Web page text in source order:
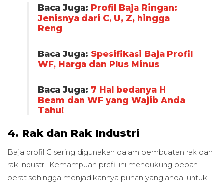
Baca Juga: Profil Baja Ringan:
Jenisnya dari C, U, Z, hingga
Reng
Baca Juga: Spesifikasi Baja Profil
WF, Harga dan Plus Minus
Baca Juga: 7 Hal bedanya H
Beam dan WF yang Wajib Anda
Tahu!
4. Rak dan Rak Industri
Baja profil C sering digunakan dalam pembuatan rak dan
rak industri. Kemampuan profil ini mendukung beban
berat sehingga menjadikannya pilihan yang andal untuk